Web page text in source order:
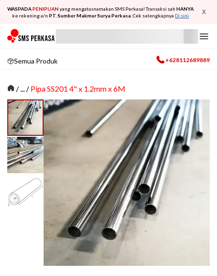
WASPADAPENIPUAN yang mengatasnamakan SMS Perkasa! Transaksi sah HANYA
ke rekening a/n PT. Sumber Makmur Surya Perkasa . Cek selengkapnya Di sini X
Semua Produk +628112689889
/... / Pipa SS201 4" x 1.2mm x 6M